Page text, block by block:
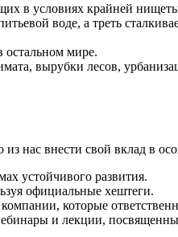
в условиях крайней
воде, а треть
остальном мире.
вырубки лесов,
нас внести свой вклад в
устойчивого развития.
официальные хештеги.
которые
и лекции,